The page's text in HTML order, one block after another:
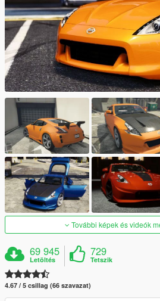
További képek és videók
69 945
Letöltés
729
Tetszik
4.67 / 5 csillag (66 szavazat)